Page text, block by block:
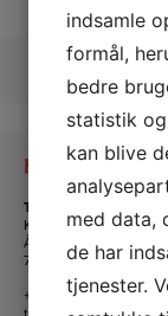
Kontakt os
Tante Andante Hus
KFUM og KFUK i
Ågade 5
7620 Lemvig
+45 20 16 24 11
indsamle
formål,
bedre
statistik
kan blive
med data,
de har
tjenester.